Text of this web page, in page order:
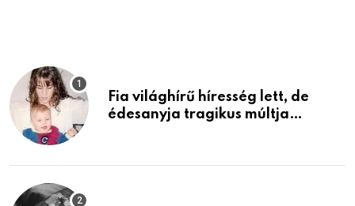
Fia világhírű híresség lett, de
édesanyja tragikus múltja